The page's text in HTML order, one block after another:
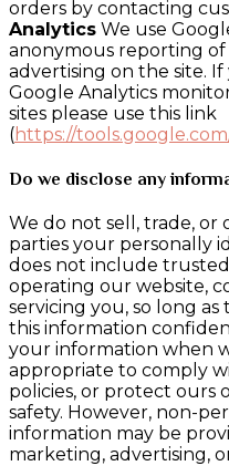
orders by contacting
Analytics We use
anonymous reporting of
advertising on the site.
Google Analytics
sites please use this link
(https://
Do we disclose any
We do not sell, trade,
parties your personally
does not include
operating our website,
servicing you, so long
this information
your information when
appropriate to comply
policies, or protect ours
safety. However, non-
information may be
marketing, advertising,